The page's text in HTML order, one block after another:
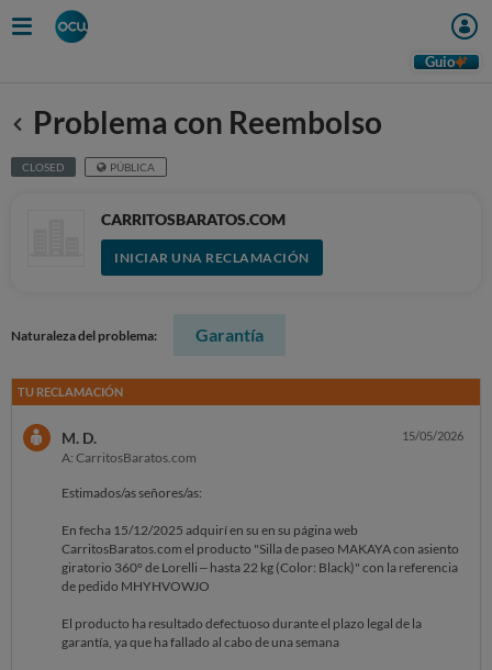
Guio
Anterior
Problema con Reembolso
CLOSED PÚBLICA
CARRITOSBARATOS.COM
INICIAR UNA RECLAMACIÓN
Naturaleza del problema: Garantía
TU RECLAMACIÓN
M. D.
A: CarritosBaratos.com
15/05/2026
Estimados/as señores/as:
En fecha 15/12/2025 adquirí en su en su página web
CarritosBaratos.com el producto "Silla de paseo MAKAYA con asiento
giratorio 360° de Lorelli – hasta 22 kg (Color: Black)" con la referencia
de pedido MHYHVOWJO
El producto ha resultado defectuoso durante el plazo legal de la
garantía, ya que ha fallado al cabo de una semana